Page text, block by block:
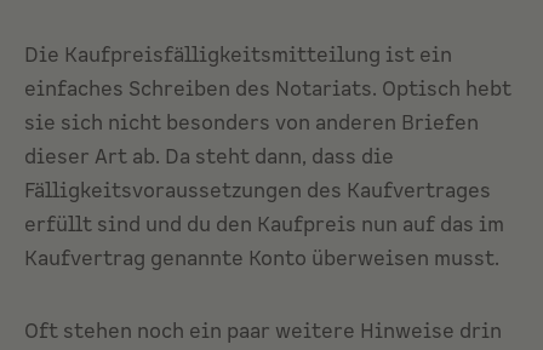
Die Kaufpreisfälligkeitsmitteilung ist ein
einfaches Schreiben des Notariats. Optisch hebt
sie sich nicht besonders von anderen Briefen
dieser Art ab. Da steht dann, dass die
Fälligkeitsvoraussetzungen des Kaufvertrages
erfüllt sind und du den Kaufpreis nun auf das im
Kaufvertrag genannte Konto überweisen musst.
Oft stehen noch ein paar weitere Hinweise drin